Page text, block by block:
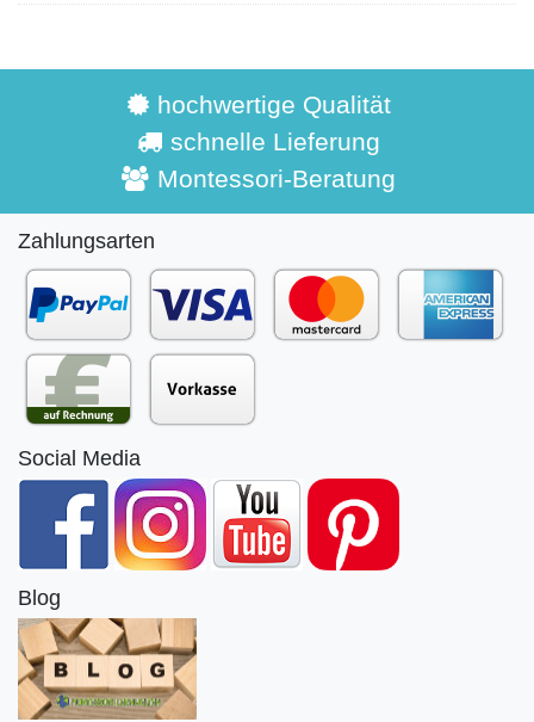
hochwertige Qualität
schnelle Lieferung
Montessori-Beratung
Zahlungsarten
Social Media
Blog